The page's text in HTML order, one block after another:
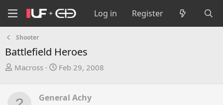
Log in Register
Shooter
Battlefield Heroes
T
e
Macross
S
r
Feb 29, 2008
General Achy